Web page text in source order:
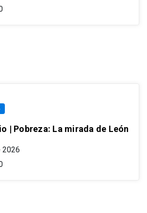
| Pobreza: La mirada de León
2026